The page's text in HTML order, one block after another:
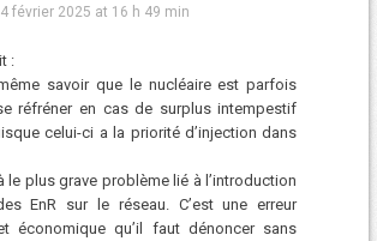
février 2025 at 16 h 49 min
:
savoir que le nucléaire est parfois
réfréner en cas de surplus intempestif
celui-ci a la priorité d’injection dans
le plus grave problème lié à l’introduction
EnR sur le réseau. C’est une erreur
économique qu’il faut dénoncer sans